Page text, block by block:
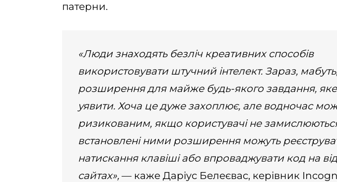
патерни.
«Люди знаходять безліч креативних способів
використовувати штучний інтелект. Зараз,
розширення для майже будь-якого завдання,
уявити. Хоча це дуже захоплює, але водночас
ризикованим, якщо користувачі не
встановлені ними розширення можуть
натискання клавіші або впроваджувати код на
сайтах», — каже Даріус Белеєвас, керівник